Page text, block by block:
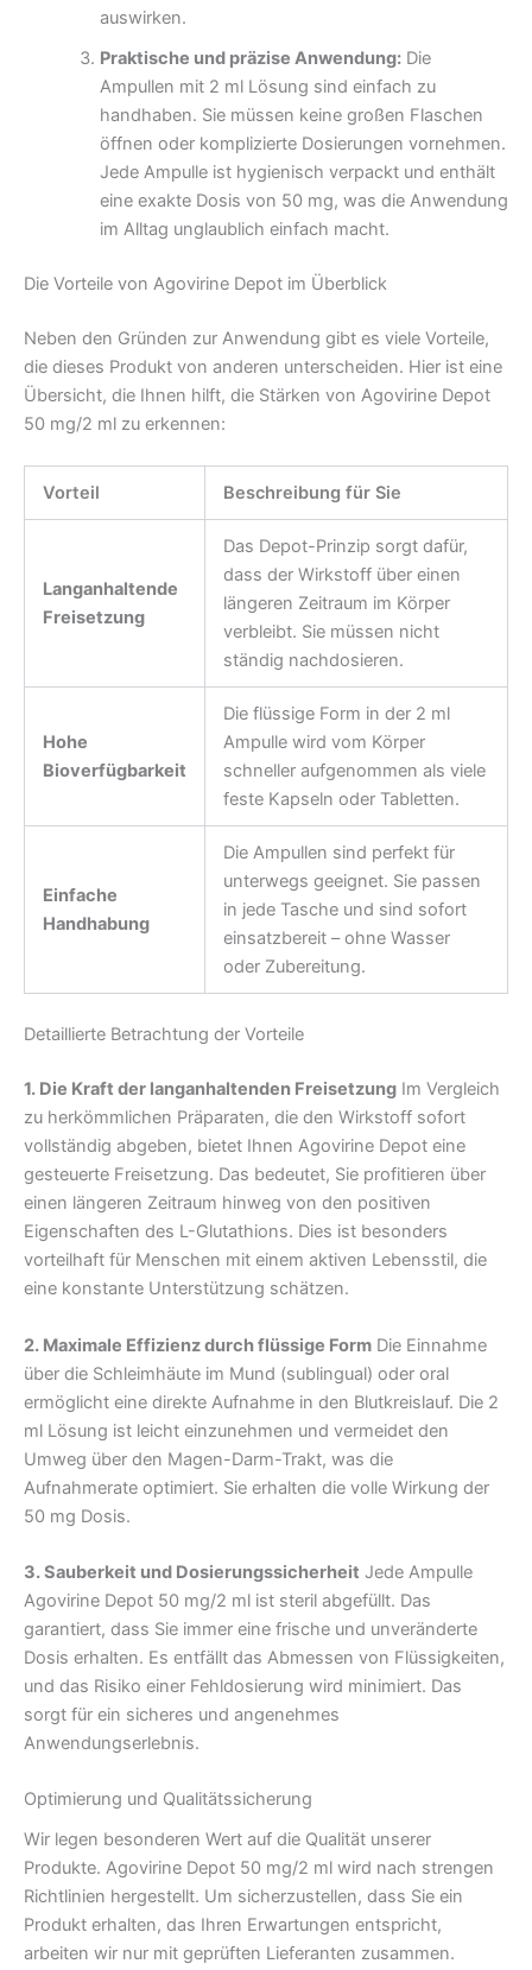
auswirken.
Praktische und präzise Anwendung:Die
Ampullen mit 2 ml Lösung sind einfach zu
handhaben. Sie müssen keine großen Flaschen
öffnen oder komplizierte Dosierungen vornehmen.
Jede Ampulle ist hygienisch verpackt und enthält
eine exakte Dosis von 50 mg, was die Anwendung
im Alltag unglaublich einfach macht.
Die Vorteile von Agovirine Depot im Überblick
Neben den Gründen zur Anwendung gibt es viele Vorteile,
die dieses Produkt von anderen unterscheiden. Hier ist eine
Übersicht, die Ihnen hilft, die Stärken von Agovirine Depot
50 mg/2 ml zu erkennen:
Vorteil Beschreibung für Sie
Langanhaltende
Freisetzung
Das Depot-Prinzip sorgt dafür,
dass der Wirkstoff über einen
längeren Zeitraum im Körper
verbleibt. Sie müssen nicht
ständig nachdosieren.
Hohe
Bioverfügbarkeit
Die flüssige Form in der 2 ml
Ampulle wird vom Körper
schneller aufgenommen als viele
feste Kapseln oder Tabletten.
Einfache
Handhabung
Die Ampullen sind perfekt für
unterwegs geeignet. Sie passen
in jede Tasche und sind sofort
einsatzbereit – ohne Wasser
oder Zubereitung.
Detaillierte Betrachtung der Vorteile
1. Die Kraft der langanhaltenden Freisetzung Im Vergleich
zu herkömmlichen Präparaten, die den Wirkstoff sofort
vollständig abgeben, bietet Ihnen Agovirine Depot eine
gesteuerte Freisetzung. Das bedeutet, Sie profitieren über
einen längeren Zeitraum hinweg von den positiven
Eigenschaften des L-Glutathions. Dies ist besonders
vorteilhaft für Menschen mit einem aktiven Lebensstil, die
eine konstante Unterstützung schätzen.
2. Maximale Effizienz durch flüssige Form Die Einnahme
über die Schleimhäute im Mund (sublingual) oder oral
ermöglicht eine direkte Aufnahme in den Blutkreislauf. Die 2
ml Lösung ist leicht einzunehmen und vermeidet den
Umweg über den Magen-Darm-Trakt, was die
Aufnahmerate optimiert. Sie erhalten die volle Wirkung der
50 mg Dosis.
3. Sauberkeit und Dosierungssicherheit Jede Ampulle
Agovirine Depot 50 mg/2 ml ist steril abgefüllt. Das
garantiert, dass Sie immer eine frische und unveränderte
Dosis erhalten. Es entfällt das Abmessen von Flüssigkeiten,
und das Risiko einer Fehldosierung wird minimiert. Das
sorgt für ein sicheres und angenehmes
Anwendungserlebnis.
Optimierung und Qualitätssicherung
Wir legen besonderen Wert auf die Qualität unserer
Produkte. Agovirine Depot 50 mg/2 ml wird nach strengen
Richtlinien hergestellt. Um sicherzustellen, dass Sie ein
Produkt erhalten, das Ihren Erwartungen entspricht,
arbeiten wir nur mit geprüften Lieferanten zusammen.